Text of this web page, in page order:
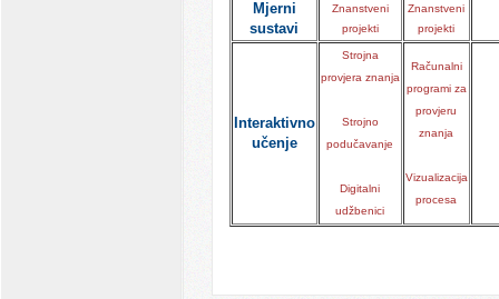
Mjerni
sustavi
Znanstveni
projekti
Znanstveni
projekti
Interaktivno
učenje
Strojna
provjera znanja
Strojno
podučavanje
Digitalni
udžbenici
Računalni
programi za
provjeru
znanja
Vizualizacija
procesa